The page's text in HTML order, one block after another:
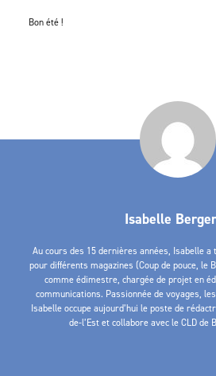
Bon été !
Isabelle
Au cours des 15 dernières années, Isabelle
pour différents magazines (Coup de pouce, le
comme édimestre, chargée de projet en
communications. Passionnée de voyages,
Isabelle occupe aujourd’hui le poste de
de-l’Est et collabore avec le CLD de